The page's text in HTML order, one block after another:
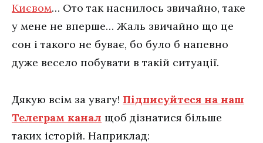
Києвом… Ото так наснилось звичайно, таке
у мене не вперше… Жаль звичайно що це
сон і такого не буває, бо було б напевно
дуже весело побувати в такій ситуації.
Дякую всім за увагу! Підписуйтеся на наш
Телеграм канал щоб дізнатися більше
таких історій. Наприклад: